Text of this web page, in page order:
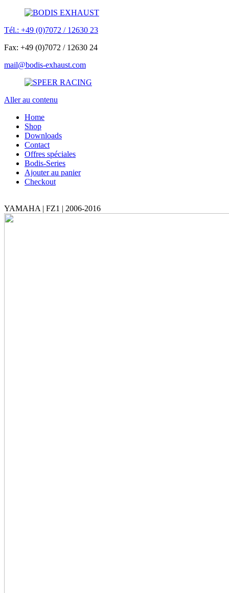
Tél.: +49 (0)7072 / 12630 23
Fax: +49 (0)7072 / 12630 24
mail@bodis-exhaust.com
Aller au contenu
Home
Shop
Downloads
Contact
Offres spéciales
Bodis-Series
Ajouter au panier
Checkout
YAMAHA | FZ1 | 2006-2016